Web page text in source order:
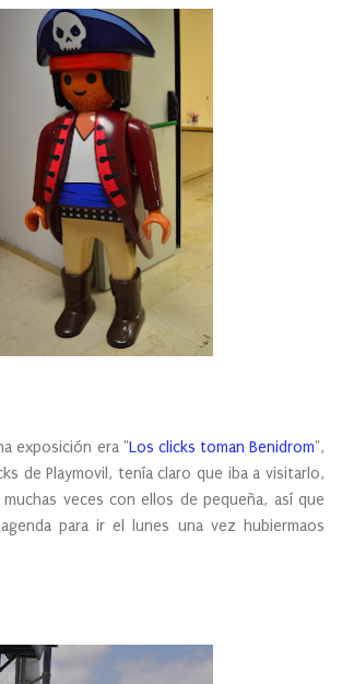
exposición era "Los clicks toman Benidrom",
de Playmovil, tenía claro que iba a visitarlo,
veces con ellos de pequeña, así que
para ir el lunes una vez hubiermaos